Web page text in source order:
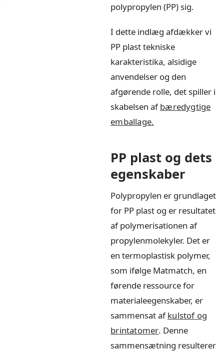
polypropylen (PP) sig.
I dette indlæg afdækker vi
PP plast tekniske
karakteristika, alsidige
anvendelser og den
afgørende rolle, det spiller i
skabelsen afbæredygtige
emballage.
PP plast og dets
egenskaber
Polypropylen er grundlaget
for PP plast og er resultatet
af polymerisationen af
propylenmolekyler. Det er
en termoplastisk polymer,
som ifølge Matmatch, en
førende ressource for
materialeegenskaber, er
sammensat afkulstof og
brintatomer. Denne
sammensætning resulterer